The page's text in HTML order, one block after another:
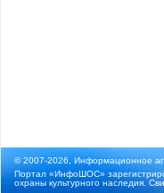
© 2007-2026, Информационное
Портал «ИнфоШОС»
охраны культурного наследия.